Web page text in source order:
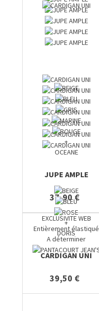
+
OCEANE
JUPE AMPLE
37,90 €
+
DORIS
CARDIGAN UNI
39,50 €
EXCLUSIVITE WEB
Entièrement élastiqué
A déterminer